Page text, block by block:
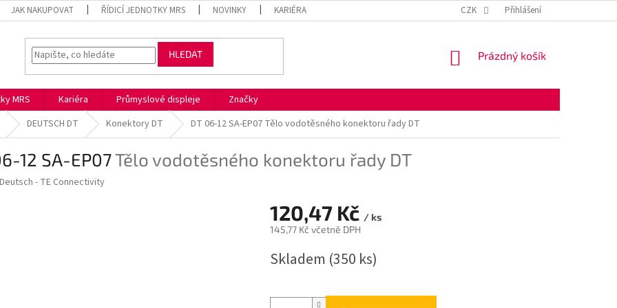
JAK NAKUPOVAT ŘÍDICÍ JEDNOTKY MRS NOVINKY KARIÉRA OBCHODNÍ PODMÍNKY
CZK Přihlášení
HLEDAT
NÁKUPNÍ
Prázdný košík
MRS Kariéra Průmyslové displeje
Značky
DEUTSCH DT Konektory DT DT 06-12 SA-EP07 Tělo vodotěsného konektoru řady DT
12 SA-EP07Tělo vodotěsného konektoru řady DT
Deutsch - TE Connectivity
120,47 Kč / ks
145,77 Kč včetně DPH
cena:
Skladem (350 ks)